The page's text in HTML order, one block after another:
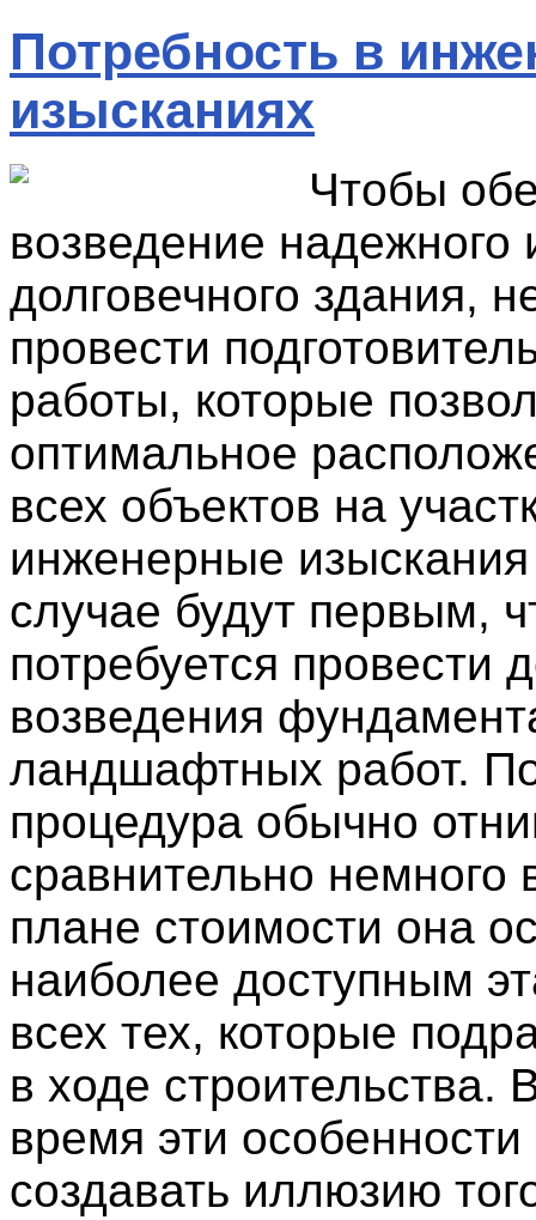
Потребность в
изысканиях
Чтобы
возведение надежного
долговечного здания,
провести
работы, которые
оптимальное
всех объектов на
инженерные
случае будут первым,
потребуется провести
возведения
ландшафтных работ.
процедура обычно
сравнительно немного
плане стоимости она
наиболее доступным
всех тех, которые
в ходе строительства.
время эти
создавать иллюзию